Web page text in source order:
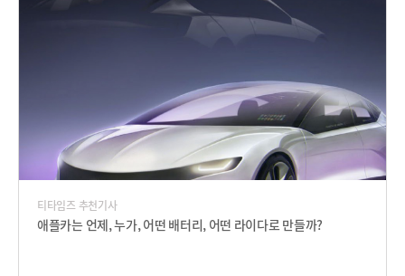
티타임즈 추천기사
애플카는 언제, 누가, 어떤 배터리, 어떤 라이다로 만들까?